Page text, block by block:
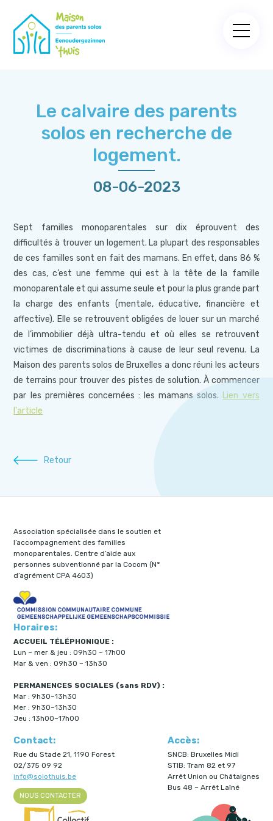
Le calvaire des parents
solos en recherche de
logement.
08-06-2023
Sept familles monoparentales sur dix éprouvent des
difficultés à trouver un logement. La plupart des responsables
de ces familles sont en fait des mamans. En effet, dans 86 %
des cas, c’est une femme qui est à la tête de la famille
monoparentale et qui assume seule et pour la plus grande part
la charge des enfants (mentale, éducative, financière et
affective). Elle se retrouvent obligées de louer sur un marché
de l’immobilier déjà ultra-tendu et où elles se retrouvent
victimes de discriminations à cause de leur seul revenu. La
Maison des parents solos de Bruxelles a donc réuni les acteurs
de terrains pour trouver des pistes de solution. À commencer
par les premières concernées : les mamans solos. Lien vers
l'article
Retour
Association spécialisée dans le soutien et
l’accompagnement des familles
monoparentales. Centre d’aide aux
personnes subventionné par la Cocom (N°
d’agrément CPA 4603)
Horaires:
ACCUEIL TÉLÉPHONIQUE :
Lun – mer & jeu : 09h30 – 17h00
Mar & ven : 09h30 – 13h30
PERMANENCES SOCIALES (sans RDV) :
Mar : 9h30–13h30
Mer : 9h30–13h30
Jeu : 13h00–17h00
Contact:
Rue du Stade 21, 1190 Forest
02/375 09 92
info@solothuis.be
NOUS CONTACTER
Accès:
SNCB: Bruxelles Midi
STIB: Tram 82 et 97
Arrêt Union ou Châtaignes
Bus 48 – Arrêt Laîné